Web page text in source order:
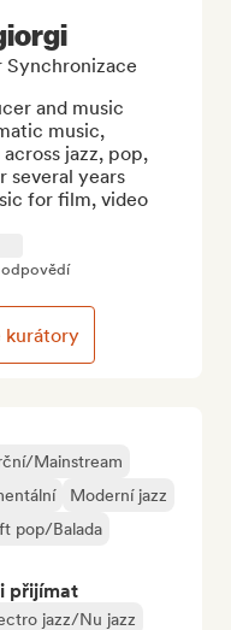
Mainstream
Moderní jazz
pop/Balada
přijímat
jazz/Nu jazz
Synchronizace
and music
music,
jazz, pop,
several years
for film, video
kurátory